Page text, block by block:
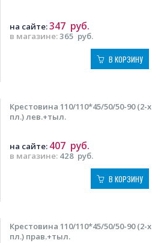
в магазине:365 руб.
на сайте:347 руб.
В КОРЗИНУ
Крестовина 110/110*45/50/50-90 (2-х
пл.) лев.+тыл.
в магазине: 428 руб.
на сайте: 407 руб.
В КОРЗИНУ
Крестовина 110/110*45/50/50-90 (2-х
пл.) прав.+тыл.